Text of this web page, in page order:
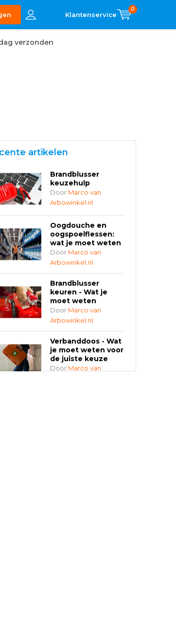
0
verzonden
artikelen
Brandblusser
keuzehulp
Door Marco van
Arbowinkel.nl
Oogdouche en
oogspoelflessen:
wat je moet weten
Door Marco van
Arbowinkel.nl
Brandblusser
keuren - Wat je
moet weten
Door Marco van
Arbowinkel.nl
Verbanddoos - Wat
je moet weten voor
de juiste keuze
Door Marco van